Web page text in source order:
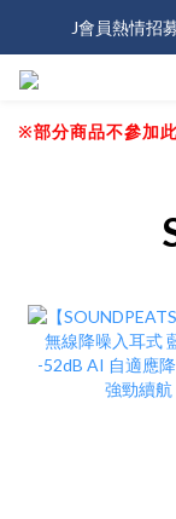
J會員熱情招
J會員熱情招
J會員熱情招
※部分商品不參加